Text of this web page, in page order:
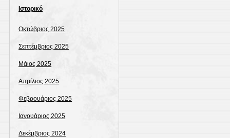
Ιστορικό
Οκτώβριος 2025
Σεπτέμβριος 2025
Μάιος 2025
Απρίλιος 2025
Φεβρουάριος 2025
Ιανουάριος 2025
Δεκέμβριος 2024